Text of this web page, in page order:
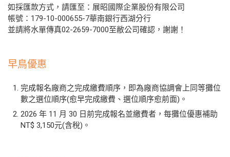
如採匯款方式，請匯至：展昭國際企業股份有限公司
帳號：179-10-000655-7華南銀行西湖分行
並請將水單傳真02-2659-7000至敝公司確認，謝謝！
早鳥優惠
完成報名廠商之完成繳費順序，即為廠商協調會上同等攤位
數之選位順序(愈早完成繳費、選位順序愈前面)。
2026 年 11 月 30 日前完成報名並繳費者，每攤位優惠補助
NT$ 3,150元(含稅)。